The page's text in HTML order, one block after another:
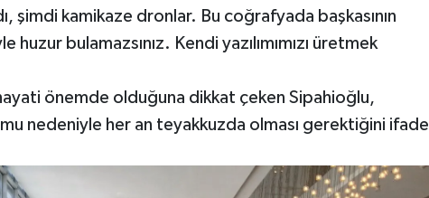
şimdi kamikaze dronlar. Bu coğrafyada başkasının
huzur bulamazsınız. Kendi yazılımımızı üretmek
önemde olduğuna dikkat çeken Sipahioğlu,
nedeniyle her an teyakkuzda olması gerektiğini ifade